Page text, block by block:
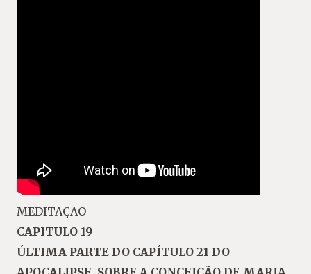
MEDITAÇAO
CAPITULO 19
ÚLTIMA PARTE DO CAPÍTULO 21 DO